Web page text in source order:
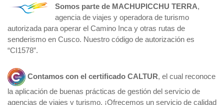
Somos parte de MACHUPICCHU TERRA,
agencia de viajes y operadora de turismo
autorizada para operar el Camino Inca y otras rutas de
senderismo en Cusco. Nuestro código de autorización es
“CI1578”.
Contamos con el certificado CALTUR, el cual reconoce
la aplicación de buenas prácticas de gestión del servicio de
agencias de viajes y turismo. ¡Ofrecemos un servicio de calidad